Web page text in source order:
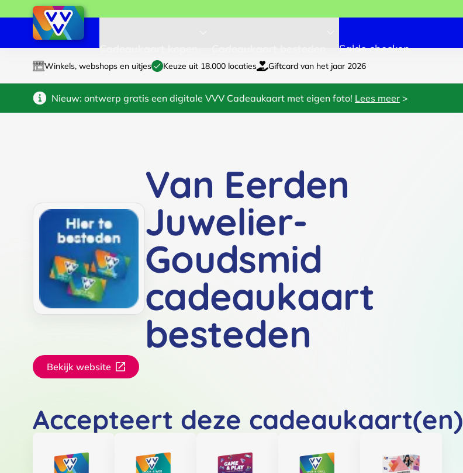
Saldo checken
Winkels, webshops en uitjes Keuze uit 18.000 locaties Giftcard van het jaar 2026
Nieuw: ontwerp gratis een digitale VVV Cadeaukaart met eigen foto! Lees meer >
Van Eerden
Juwelier-
Goudsmid
cadeaukaart
besteden
Bekijk website
Accepteert deze cadeaukaart(en)